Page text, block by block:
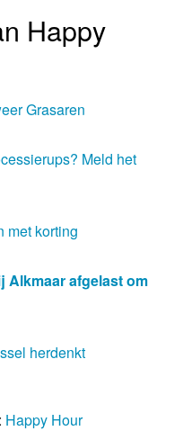
Happy
Grasaren
Meld het
met korting
Alkmaar afgelast om
herdenkt
Happy Hour